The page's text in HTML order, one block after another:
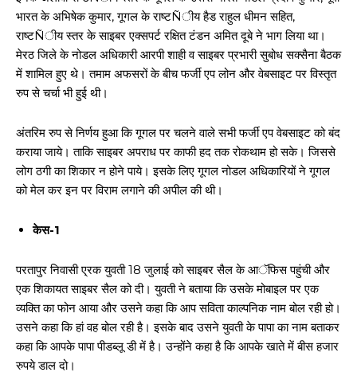
भारत के अभिषेक कुमार, गूगल के राष्टÑीय हैड राहुल धीमन सहित,
राष्टÑीय स्तर के साइबर एक्सपर्ट रक्षित टंडन अमित दूबे ने भाग लिया था।
मेरठ जिले के नोडल अधिकारी आरपी शाही व साइबर प्रभारी सुबोध सक्सैना बैठक
में शामिल हुए थे। तमाम अफसरों के बीच फर्जी एप लोन और वेबसाइट पर विस्तृत
रुप से चर्चा भी हुई थी।
अंतरिम रुप से निर्णय हुआ कि गूगल पर चलने वाले सभी फर्जी एप वेबसाइट को बंद
कराया जाये। ताकि साइबर अपराध पर काफी हद तक रोकथाम हो सके। जिससे
लोग ठगी का शिकार न होने पाये। इसके लिए गूगल नोडल अधिकारियों ने गूगल
को मेल कर इन पर विराम लगाने की अपील की थी।
केस-1
परतापुर निवासी ए्रक युवती 18 जुलाई को साइबर सैल के आॅफिस पहुंची और
एक शिकायत साइबर सैल को दी। युवती ने बताया कि उसके मोबाइल पर एक
व्यक्ति का फोन आया और उसने कहा कि आप सविता काल्पनिक नाम बोल रही हो।
उसने कहा कि हां वह बोल रही है। इसके बाद उसने युवती के पापा का नाम बताकर
कहा कि आपके पापा पीडब्लू डी में है। उन्होंने कहा है कि आपके खाते में बीस हजार
रुपये डाल दो।